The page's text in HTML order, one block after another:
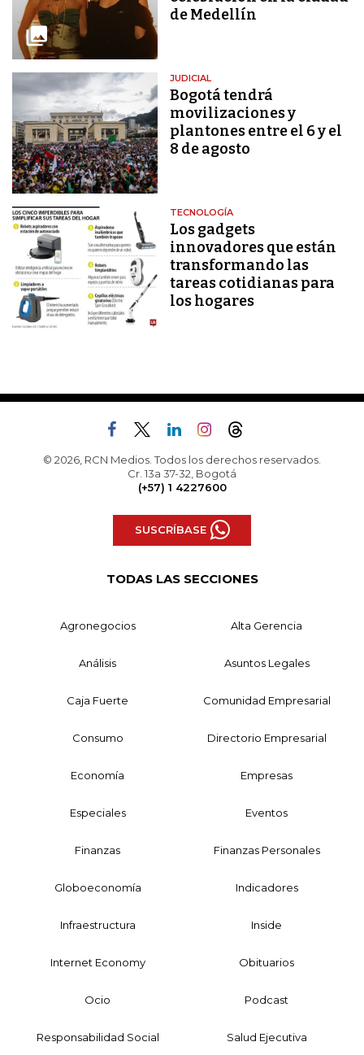
de Medellín
JUDICIAL
Bogotá tendrá
movilizaciones y
plantones entre el 6 y el
8 de agosto
TECNOLOGÍA
Los gadgets
innovadores que están
transformando las
tareas cotidianas para
los hogares
© 2026, RCN Medios. Todos los derechos reservados.
Cr. 13a 37-32, Bogotá
(+57) 1 4227600
SUSCRÍBASE
TODAS LAS SECCIONES
Agronegocios Alta Gerencia
Análisis Asuntos Legales
Caja Fuerte Comunidad Empresarial
Consumo Directorio Empresarial
Economía Empresas
Especiales Eventos
Finanzas Finanzas Personales
Globoeconomía Indicadores
Infraestructura Inside
Internet Economy Obituarios
Ocio Podcast
Responsabilidad Social Salud Ejecutiva